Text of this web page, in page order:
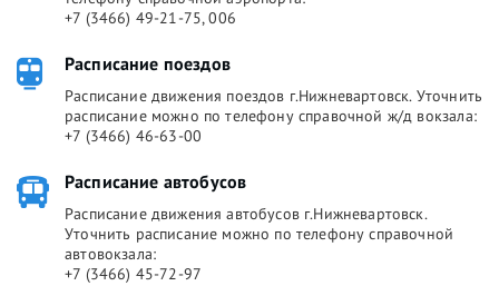
+7 (3466) 49-21-75, 006
Расписание поездов
Расписание движения поездов г.Нижневартовск. Уточнить
расписание можно по телефону справочной ж/д вокзала:
+7 (3466) 46-63-00
Расписание автобусов
Расписание движения автобусов г.Нижневартовск.
Уточнить расписание можно по телефону справочной
автовокзала:
+7 (3466) 45-72-97